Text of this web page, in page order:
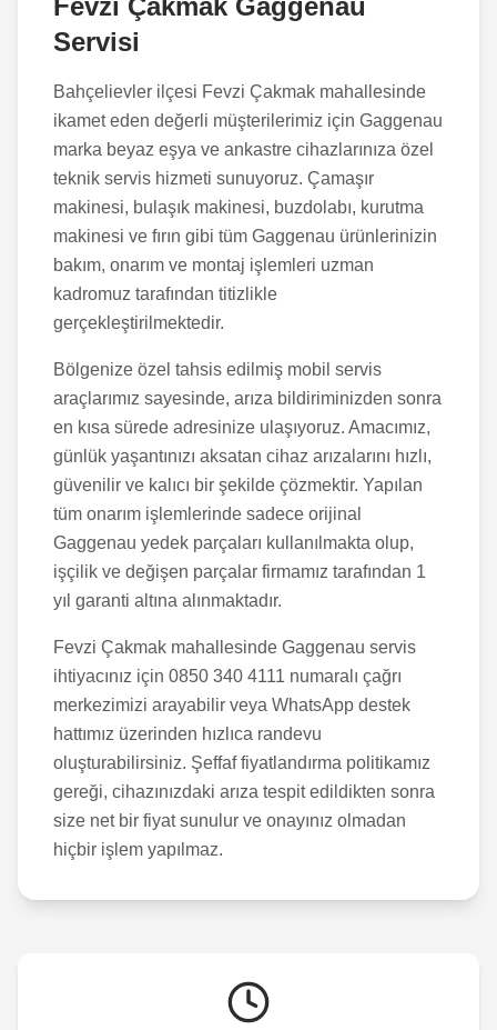
Fevzi Çakmak Gaggenau
Servisi
Bahçelievler ilçesi Fevzi Çakmak mahallesinde
ikamet eden değerli müşterilerimiz için Gaggenau
marka beyaz eşya ve ankastre cihazlarınıza özel
teknik servis hizmeti sunuyoruz. Çamaşır
makinesi, bulaşık makinesi, buzdolabı, kurutma
makinesi ve fırın gibi tüm Gaggenau ürünlerinizin
bakım, onarım ve montaj işlemleri uzman
kadromuz tarafından titizlikle
gerçekleştirilmektedir.
Bölgenize özel tahsis edilmiş mobil servis
araçlarımız sayesinde, arıza bildiriminizden sonra
en kısa sürede adresinize ulaşıyoruz. Amacımız,
günlük yaşantınızı aksatan cihaz arızalarını hızlı,
güvenilir ve kalıcı bir şekilde çözmektir. Yapılan
tüm onarım işlemlerinde sadece orijinal
Gaggenau yedek parçaları kullanılmakta olup,
işçilik ve değişen parçalar firmamız tarafından 1
yıl garanti altına alınmaktadır.
Fevzi Çakmak mahallesinde Gaggenau servis
ihtiyacınız için 0850 340 4111 numaralı çağrı
merkezimizi arayabilir veya WhatsApp destek
hattımız üzerinden hızlıca randevu
oluşturabilirsiniz. Şeffaf fiyatlandırma politikamız
gereği, cihazınızdaki arıza tespit edildikten sonra
size net bir fiyat sunulur ve onayınız olmadan
hiçbir işlem yapılmaz.